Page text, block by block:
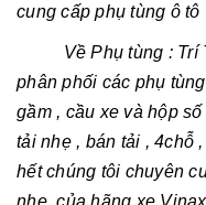
cung cấp phụ tùng ô
Về Phụ tùng : Trí
phân phối các phụ
gầm , cầu xe và hộp
tải nhẹ , bán tải , 4chỗ
hết chúng tôi chuyên
nhẹ của hãng xe